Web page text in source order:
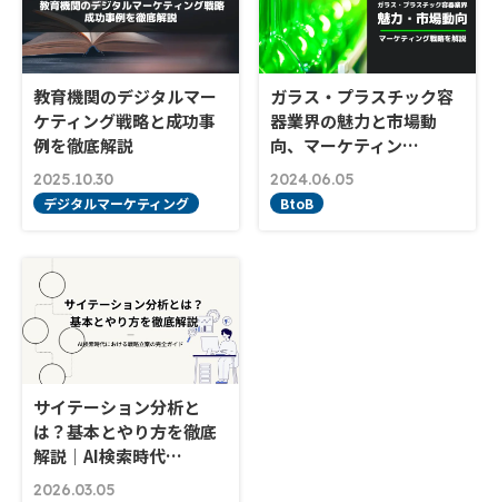
教育機関のデジタルマー
ケティング戦略と成功事
例を徹底解説
2025.10.30
デジタルマーケティング
ガラス・プラスチック容
器業界の魅力と市場動
向、マーケティン…
2024.06.05
BtoB
サイテーション分析と
は？基本とやり方を徹底
解説｜AI検索時代…
2026.03.05